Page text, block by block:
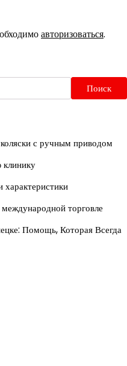
авторизоваться.
Поиск
с ручным приводом
клинику
характеристики
торговле
Помощь, Которая Всегда